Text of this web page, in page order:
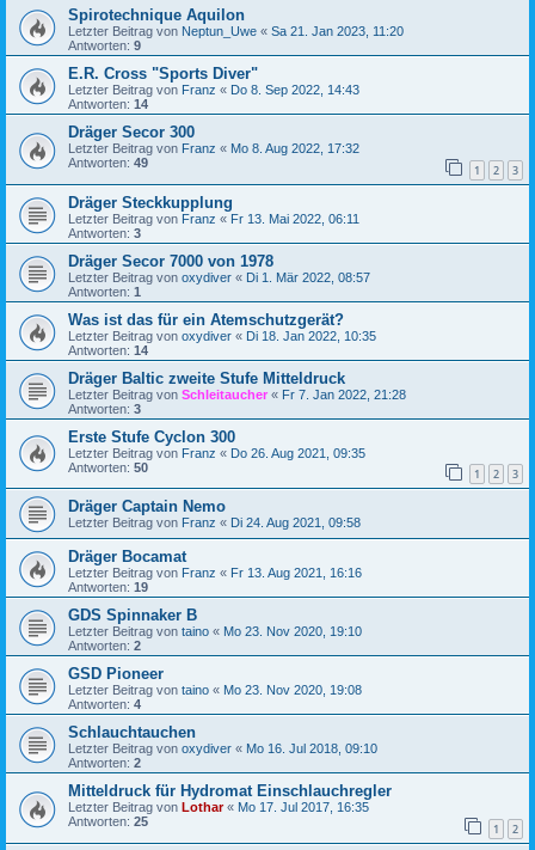
Spirotechnique Aquilon
Letzter Beitrag von Neptun_Uwe « Sa 21. Jan 2023, 11:20
Antworten: 9
E.R. Cross "Sports Diver"
Letzter Beitrag von Franz « Do 8. Sep 2022, 14:43
Antworten: 14
Dräger Secor 300
Letzter Beitrag von Franz « Mo 8. Aug 2022, 17:32
Antworten: 49 1 2 3
Dräger Steckkupplung
Letzter Beitrag von Franz « Fr 13. Mai 2022, 06:11
Antworten: 3
Dräger Secor 7000 von 1978
Letzter Beitrag von oxydiver « Di 1. Mär 2022, 08:57
Antworten: 1
Was ist das für ein Atemschutzgerät?
Letzter Beitrag von oxydiver « Di 18. Jan 2022, 10:35
Antworten: 14
Dräger Baltic zweite Stufe Mitteldruck
Letzter Beitrag von Schleitaucher « Fr 7. Jan 2022, 21:28
Antworten: 3
Erste Stufe Cyclon 300
Letzter Beitrag von Franz « Do 26. Aug 2021, 09:35
Antworten: 50 1 2 3
Dräger Captain Nemo
Letzter Beitrag von Franz « Di 24. Aug 2021, 09:58
Dräger Bocamat
Letzter Beitrag von Franz « Fr 13. Aug 2021, 16:16
Antworten: 19
GDS Spinnaker B
Letzter Beitrag von taino « Mo 23. Nov 2020, 19:10
Antworten: 2
GSD Pioneer
Letzter Beitrag von taino « Mo 23. Nov 2020, 19:08
Antworten: 4
Schlauchtauchen
Letzter Beitrag von oxydiver « Mo 16. Jul 2018, 09:10
Antworten: 2
Mitteldruck für Hydromat Einschlauchregler
Letzter Beitrag von Lothar« Mo 17. Jul 2017, 16:35
Antworten: 25 1 2